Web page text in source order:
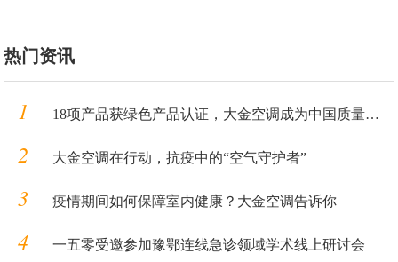
热门资讯
1 18项产品获绿色产品认证，大金空调成为中国质量认证中心“绿色产品首批获证企业”
2 大金空调在行动，抗疫中的“空气守护者”
3 疫情期间如何保障室内健康？大金空调告诉你
4 一五零受邀参加豫鄂连线急诊领域学术线上研讨会